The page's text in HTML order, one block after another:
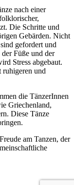
nach einer
Die Schritte und
Gebärden. Nicht
gefordert und
Füße und der
Stress abgebaut.
ruhigeren und
die TänzerInnen
Griechenland,
Diese Tänze
am Tanzen, der